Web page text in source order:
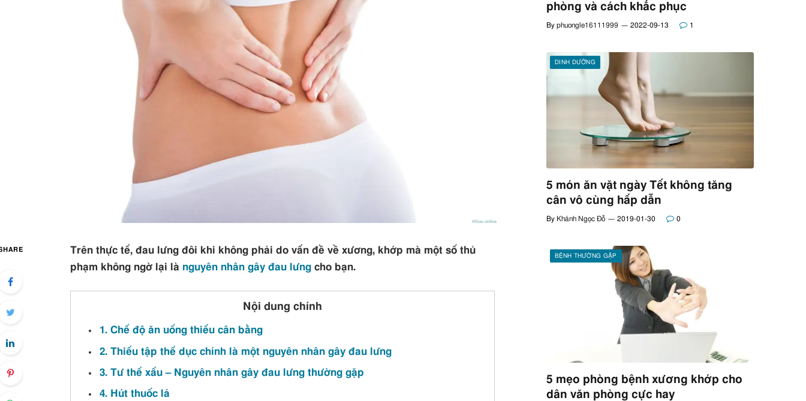
Trên thực tế, đau lưng đôi khi không phải do vấn đề về xương, khớp mà một số thủ
phạm không ngờ lại là nguyên nhân gây đau lưng cho bạn.
Nội dung chính
1. Chế độ ăn uống thiếu cân bằng
2. Thiếu tập thể dục chính là một nguyên nhân gây đau lưng
3. Tư thế xấu – Nguyên nhân gây đau lưng thường gặp
4. Hút thuốc lá
phòng và cách khắc phục
By phuongle16111999 2022-09-13 1
DINH DƯỠNG
5 món ăn vặt ngày Tết không tăng
cân vô cùng hấp dẫn
By Khánh Ngọc Đỗ 2019-01-30 0
BỆNH THƯỜNG GẶP
5 mẹo phòng bệnh xương khớp cho
dân văn phòng cực hay